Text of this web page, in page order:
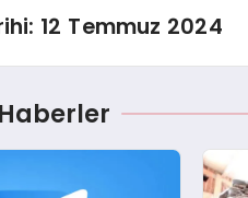
12 Temmuz 2024